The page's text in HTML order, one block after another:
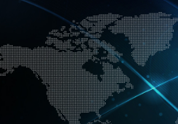
Enseigne publicitaire
et distributeur français
à base de LED.
Topledworld, top led world, top
énergie, edf, lumière,